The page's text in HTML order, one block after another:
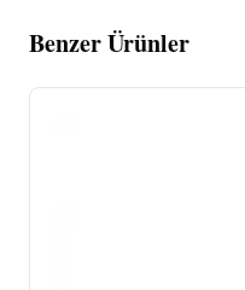
Benzer Ürünler